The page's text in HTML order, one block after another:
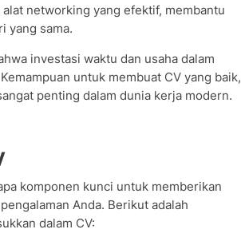
networking yang efektif, membantu
yang sama.
investasi waktu dan usaha dalam
untuk membuat CV yang baik,
penting dalam dunia kerja modern.
komponen kunci untuk memberikan
Anda. Berikut adalah
dalam CV: